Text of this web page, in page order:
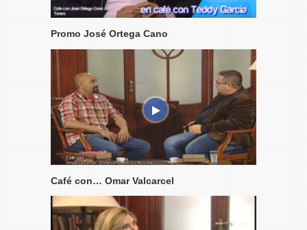
Promo José Ortega Cano
Café con… Omar Valcarcel